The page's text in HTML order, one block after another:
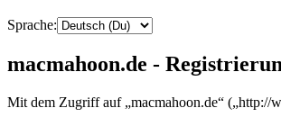
Sprache:
macmahoon.de -
Mit dem Zugriff auf „macmahoon.de“ („http://